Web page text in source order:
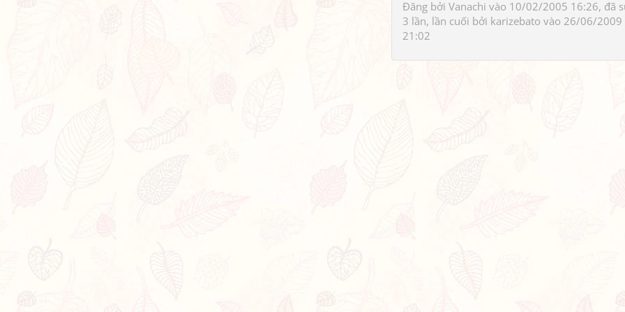
Đăng bởi Vanachi vào 10/02/2005 16:26, đã
3 lần, lần cuối bởi karizebato vào 26/06/2009
21:02